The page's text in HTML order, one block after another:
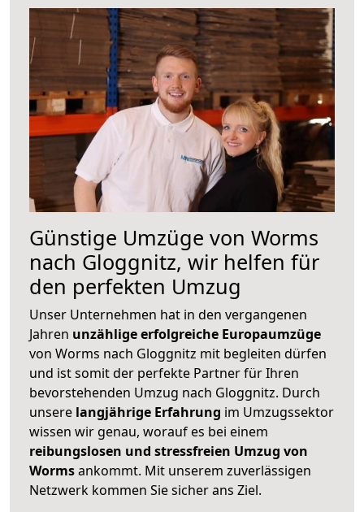
Günstige Umzüge von Worms
nach Gloggnitz, wir helfen für
den perfekten Umzug
Unser Unternehmen hat in den vergangenen
Jahren unzählige erfolgreiche Europaumzüge
von Worms nach Gloggnitz mit begleiten dürfen
und ist somit der perfekte Partner für Ihren
bevorstehenden Umzug nach Gloggnitz. Durch
unsere langjährige Erfahrung im Umzugssektor
wissen wir genau, worauf es bei einem
reibungslosen und stressfreien Umzug von
Wormsankommt. Mit unserem zuverlässigen
Netzwerk kommen Sie sicher ans Ziel.